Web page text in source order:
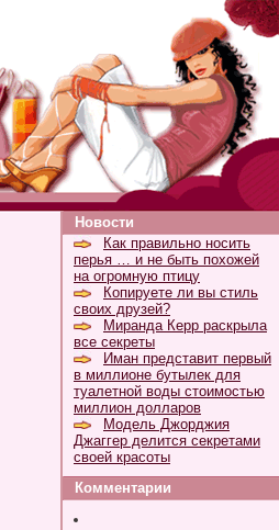
Новости
Как правильно носить
перья … и не быть похожей
на огромную птицу
Копируете ли вы стиль
своих друзей?
Миранда Керр раскрыла
все секреты
Иман представит первый
в миллионе бутылек для
туалетной воды стоимостью
миллион долларов
Модель Джорджия
Джаггер делится секретами
своей красоты
Комментарии